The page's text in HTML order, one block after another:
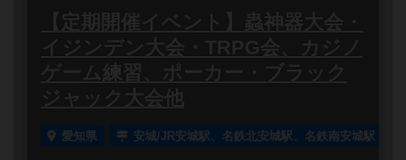
【定期開催イベント】蟲神器大会・
イジンデン大会・TRPG会、カジノ
ゲーム練習、ポーカー・ブラック
ジャック大会他
愛知県 安城/JR安城駅、名鉄北安城駅、名鉄南安城駅